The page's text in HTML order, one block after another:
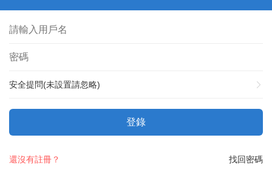
安全提問(未設置請忽略)
登錄
找回密碼
還沒有註冊？